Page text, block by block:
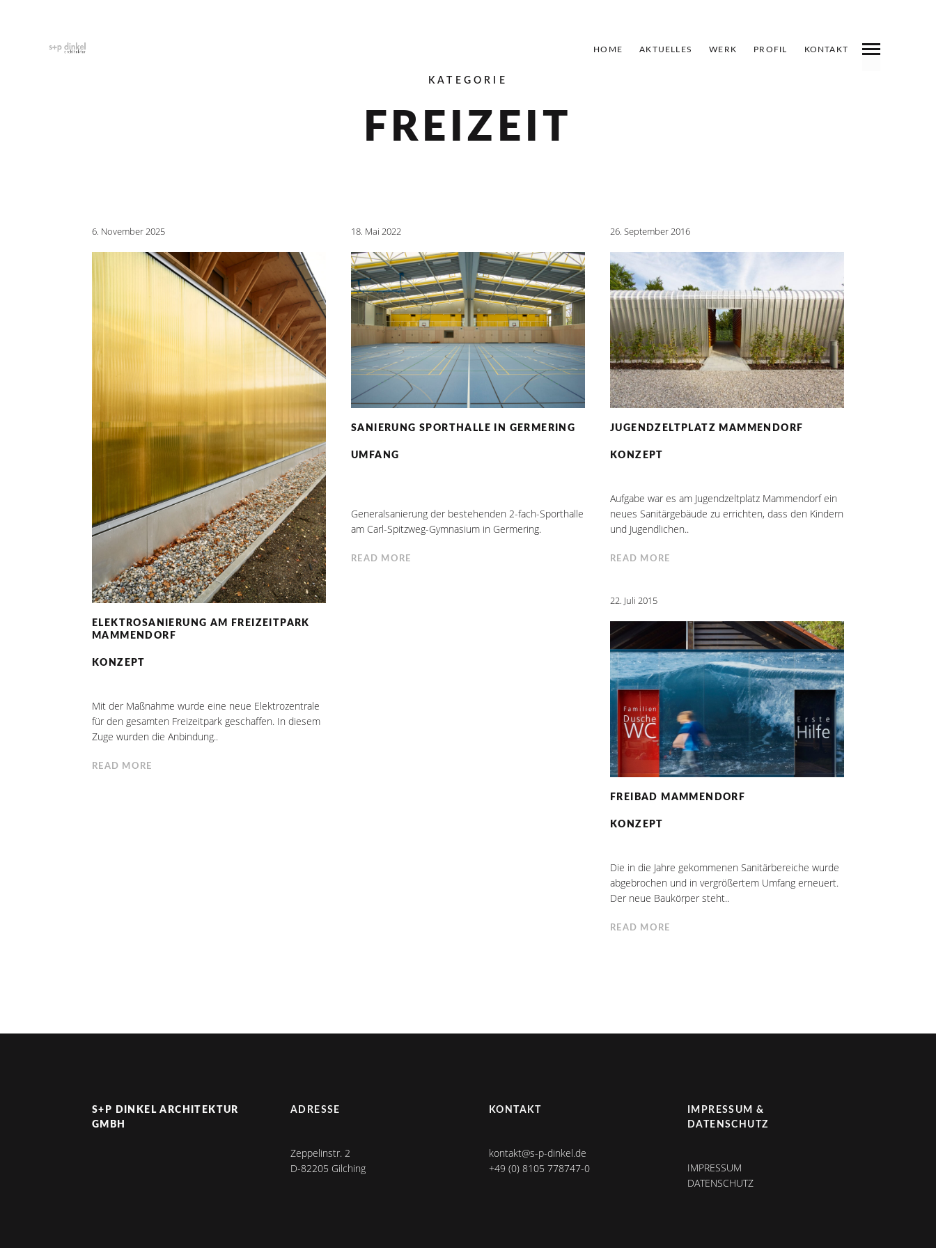
HOME AKTUELLES WERK PROFIL KONTAKT
KATEGORIE
FREIZEIT
6. November 2025
ELEKTROSANIERUNG AM FREIZEITPARK
MAMMENDORF
KONZEPT
Mit der Maßnahme wurde eine neue Elektrozentrale
für den gesamten Freizeitpark geschaffen. In diesem
Zuge wurden die Anbindung..
READ MORE
18. Mai 2022
SANIERUNG SPORTHALLE IN GERMERING
UMFANG
Generalsanierung der bestehenden 2-fach-Sporthalle
am Carl-Spitzweg-Gymnasium in Germering.
READ MORE
26. September 2016
JUGENDZELTPLATZ MAMMENDORF
KONZEPT
Aufgabe war es am Jugendzeltplatz Mammendorf ein
neues Sanitärgebäude zu errichten, dass den Kindern
und Jugendlichen..
READ MORE
22. Juli 2015
FREIBAD MAMMENDORF
KONZEPT
Die in die Jahre gekommenen Sanitärbereiche wurde
abgebrochen und in vergrößertem Umfang erneuert.
Der neue Baukörper steht..
READ MORE
S+P DINKEL ARCHITEKTUR
GMBH
ADRESSE
Zeppelinstr. 2
D-82205 Gilching
KONTAKT
kontakt@s-p-dinkel.de
+49 (0) 8105 778747-0
IMPRESSUM &
DATENSCHUTZ
IMPRESSUM
DATENSCHUTZ